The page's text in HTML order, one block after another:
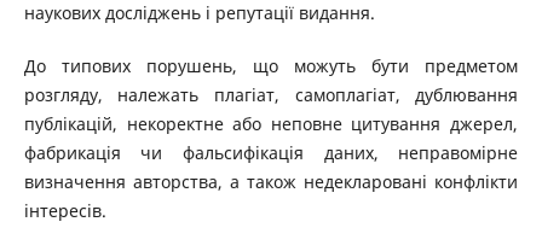
наукових досліджень і репутації видання.
До типових порушень, що можуть бути предметом
розгляду, належать плагіат, самоплагіат, дублювання
публікацій, некоректне або неповне цитування джерел,
фабрикація чи фальсифікація даних, неправомірне
визначення авторства, а також недекларовані конфлікти
інтересів.